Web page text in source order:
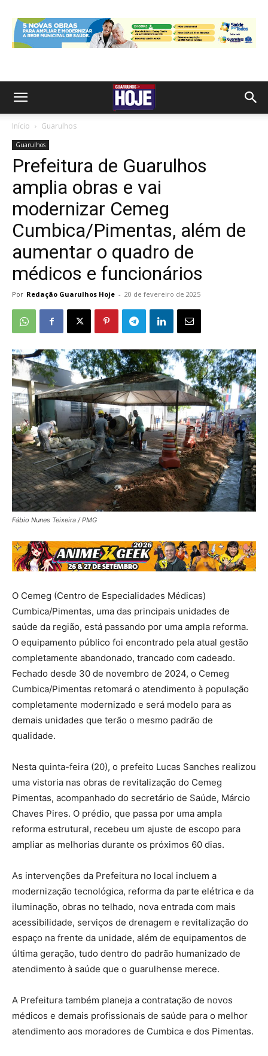
Início Guarulhos
Guarulhos
Prefeitura de Guarulhos
amplia obras e vai
modernizar Cemeg
Cumbica/Pimentas, além de
aumentar o quadro de
médicos e funcionários
Por Redação Guarulhos Hoje - 20 de fevereiro de 2025
Fábio Nunes Teixeira / PMG
O Cemeg (Centro de Especialidades Médicas)
Cumbica/Pimentas, uma das principais unidades de
saúde da região, está passando por uma ampla reforma.
O equipamento público foi encontrado pela atual gestão
completamente abandonado, trancado com cadeado.
Fechado desde 30 de novembro de 2024, o Cemeg
Cumbica/Pimentas retomará o atendimento à população
completamente modernizado e será modelo para as
demais unidades que terão o mesmo padrão de
qualidade.
Nesta quinta-feira (20), o prefeito Lucas Sanches realizou
uma vistoria nas obras de revitalização do Cemeg
Pimentas, acompanhado do secretário de Saúde, Márcio
Chaves Pires. O prédio, que passa por uma ampla
reforma estrutural, recebeu um ajuste de escopo para
ampliar as melhorias durante os próximos 60 dias.
As intervenções da Prefeitura no local incluem a
modernização tecnológica, reforma da parte elétrica e da
iluminação, obras no telhado, nova entrada com mais
acessibilidade, serviços de drenagem e revitalização do
espaço na frente da unidade, além de equipamentos de
última geração, tudo dentro do padrão humanizado de
atendimento à saúde que o guarulhense merece.
A Prefeitura também planeja a contratação de novos
médicos e demais profissionais de saúde para o melhor
atendimento aos moradores de Cumbica e dos Pimentas.